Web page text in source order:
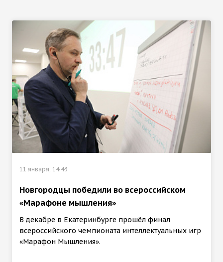
11 января, 14:43
Новгородцы победили во всероссийском
«Марафоне мышления»
В декабре в Екатеринбурге прошёл финал
всероссийского чемпионата интеллектуальных игр
«Марафон Мышления».